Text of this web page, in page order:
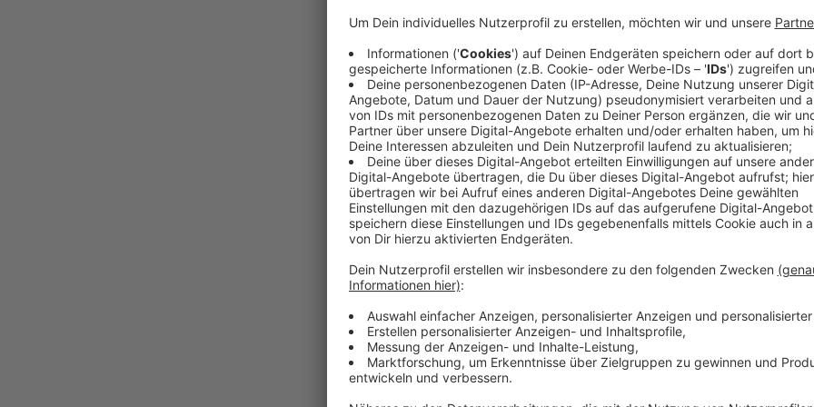
100 ml Kalbsjus
1 TL Honig
1 EL Speisestärke
Für die Füllung:
600g Schweinefilet
2 EL Öl
1 TL Butter
Salz
frisch gemahlener Pfeffer
Thymian
Salbei
Für den Kerbelschaum:
2 Schalotten
100g Butter
50 ml Weißwein